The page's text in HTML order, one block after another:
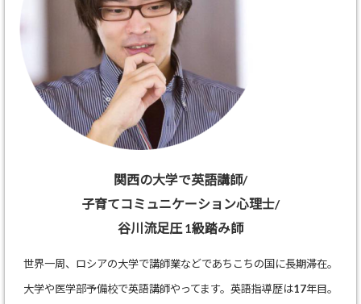
関西の大学で英語講師/
子育てコミュニケーション心理士/
谷川流足圧 1級踏み師
世界一周、ロシアの大学で講師業などであちこちの国に長期滞在。
大学や医学部予備校で英語講師やってます。英語指導歴は17年目。